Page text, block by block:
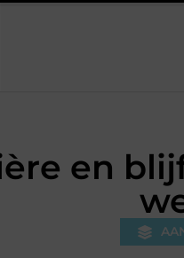
die je huis minder
en